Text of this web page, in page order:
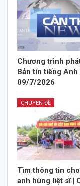
Chương trình
Bản tin tiếng Anh
09/7/2026
CHUYÊN ĐỀ
Tìm thông tin
anh hùng liệt sĩ |